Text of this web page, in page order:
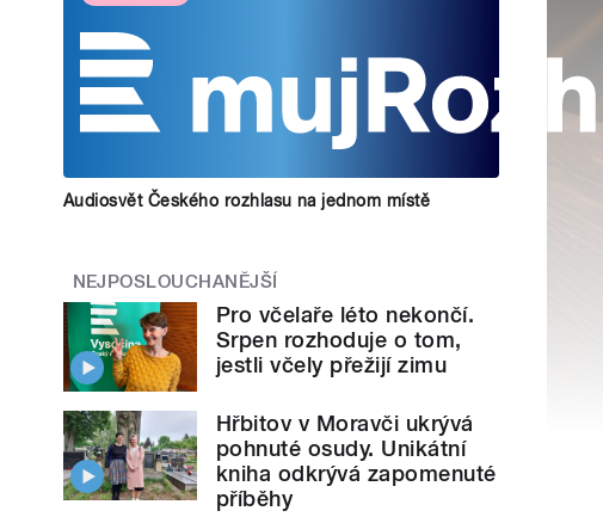
Audiosvět Českého rozhlasu na jednom místě
NEJPOSLOUCHANĚJŠÍ
Pro včelaře léto nekončí.
Srpen rozhoduje o tom,
jestli včely přežijí zimu
Hřbitov v Moravči ukrývá
pohnuté osudy. Unikátní
kniha odkrývá zapomenuté
příběhy